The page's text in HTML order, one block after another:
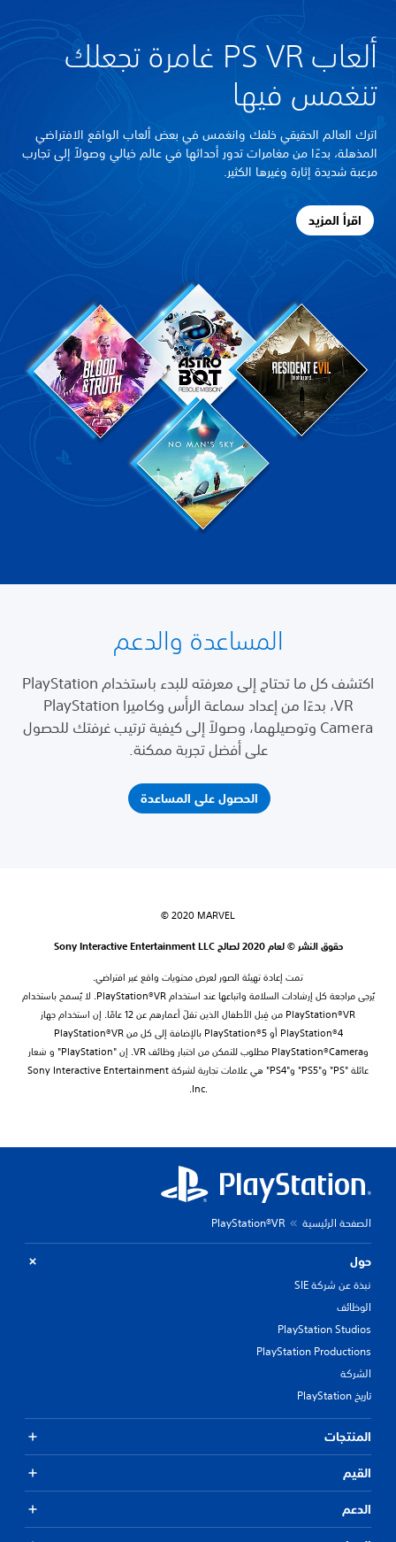
ألعاب PS VR غامرة تجعلك
تنغمس فيها
اترك العالم الحقيقي خلفك وانغمس في بعض ألعاب الواقع الافتراضي
المذهلة، بدءًا من مغامرات تدور أحداثها في عالم خيالي وصولاً إلى تجارب
مرعبة شديدة إثارة وغيرها الكثير.
اقرأ المزيد
المساعدة والدعم
اكتشف كل ما تحتاج إلى معرفته للبدء باستخدام PlayStation
VR، بدءًا من إعداد سماعة الرأس وكاميرا PlayStation
Camera وتوصيلهما، وصولاً إلى كيفية ترتيب غرفتك للحصول
على أفضل تجربة ممكنة.
الحصول على المساعدة
‎© 2020 MARVEL
حقوق النشر © لعام 2020 لصالح Sony Interactive Entertainment LLC
تمت إعادة تهيئة الصور لعرض محتويات واقع غير افتراضي.
يُرجى مراجعة كل إرشادات السلامة واتباعها عند استخدام PlayStation®VR. لا يُسمح باستخدام
PlayStation®VR من قِبل الأطفال الذين تقلّ أعمارهم عن 12 عامًا. إن استخدام جهاز
PlayStation®4 أو PlayStation®5 بالإضافة إلى كل من PlayStation®VR
وPlayStation®Camera مطلوب للتمكن من اختبار وظائف VR. إن "PlayStation" و شعار
عائلة "PS"‏ و"PS5" و"PS4" هي علامات تجارية لشركة Sony Interactive Entertainment
Inc.‎.
الصفحة الرئيسية PlayStation®VR
حول
نبذة عن شركة SIE
الوظائف
PlayStation Studios
PlayStation Productions
الشركة
تاريخ PlayStation
المنتجات
القيم
الدعم